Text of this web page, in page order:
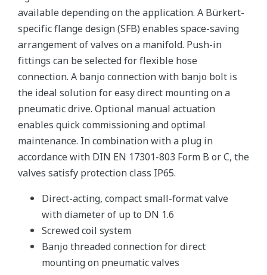
available depending on the application. A Bürkert-
specific flange design (SFB) enables space-saving
arrangement of valves on a manifold. Push-in
fittings can be selected for flexible hose
connection. A banjo connection with banjo bolt is
the ideal solution for easy direct mounting on a
pneumatic drive. Optional manual actuation
enables quick commissioning and optimal
maintenance. In combination with a plug in
accordance with DIN EN 17301-803 Form B or C, the
valves satisfy protection class IP65.
Direct-acting, compact small-format valve
with diameter of up to DN 1.6
Screwed coil system
Banjo threaded connection for direct
mounting on pneumatic valves